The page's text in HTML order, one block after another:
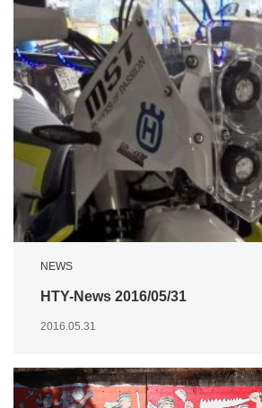
NEWS
HTY-News 2016/05/31
2016.05.31